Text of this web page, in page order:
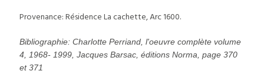
Provenance: Résidence La cachette, Arc 1600.
Bibliographie: Charlotte Perriand, l'oeuvre complète volume
4, 1968- 1999, Jacques Barsac, éditions Norma, page 370
et 371